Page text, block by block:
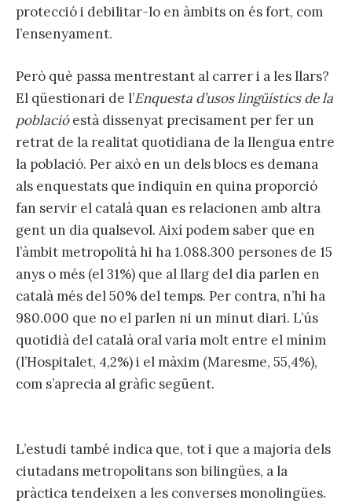
protecció i debilitar-lo en àmbits on és fort, com
l’ensenyament.
Però què passa mentrestant al carrer i a les llars?
El qüestionari de l’Enquesta d’usos lingüístics de la
poblacióestà dissenyat precisament per fer un
retrat de la realitat quotidiana de la llengua entre
la població. Per això en un dels blocs es demana
als enquestats que indiquin en quina proporció
fan servir el català quan es relacionen amb altra
gent un dia qualsevol. Així podem saber que en
l’àmbit metropolità hi ha 1.088.300 persones de 15
anys o més (el 31%) que al llarg del dia parlen en
català més del 50% del temps. Per contra, n’hi ha
980.000 que no el parlen ni un minut diari. L’ús
quotidià del català oral varia molt entre el mínim
(l’Hospitalet, 4,2%) i el màxim (Maresme, 55,4%),
com s’aprecia al gràfic següent.
L’estudi també indica que, tot i que a majoria dels
ciutadans metropolitans son bilingües, a la
pràctica tendeixen a les converses monolingües.